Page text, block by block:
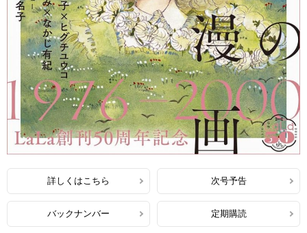
詳しくはこちら 次号予告
バックナンバー 定期購読